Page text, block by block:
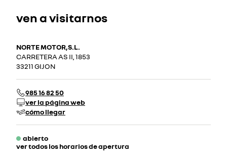
ven a visitarnos
NORTE MOTOR,S.L.
CARRETERA AS II, 1853
33211 GIJON
985 16 82 50
ver la página web
cómo llegar
abierto
ver todos los horarios de apertura